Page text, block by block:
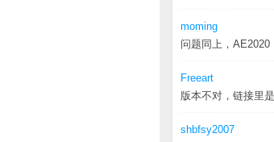
moming
问题同上，AE2020
Freeart
版本不对，链接里
shbfsy2007